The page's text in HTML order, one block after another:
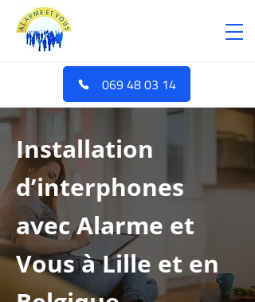
069 48 03 14
Installation
d’interphones
avec Alarme et
Vous à Lille et en